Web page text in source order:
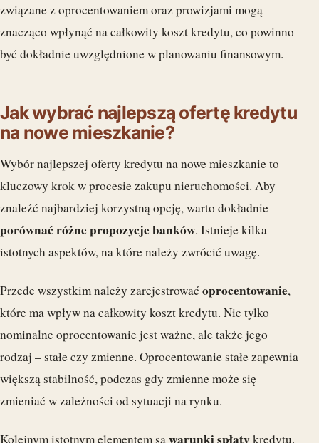
związane z oprocentowaniem oraz prowizjami mogą
znacząco wpłynąć na całkowity koszt kredytu, co powinno
być dokładnie uwzględnione w planowaniu finansowym.
Jak wybrać najlepszą ofertę kredytu
na nowe mieszkanie?
Wybór najlepszej oferty kredytu na nowe mieszkanie to
kluczowy krok w procesie zakupu nieruchomości. Aby
znaleźć najbardziej korzystną opcję, warto dokładnie
porównać różne propozycje banków. Istnieje kilka
istotnych aspektów, na które należy zwrócić uwagę.
Przede wszystkim należy zarejestrować oprocentowanie,
które ma wpływ na całkowity koszt kredytu. Nie tylko
nominalne oprocentowanie jest ważne, ale także jego
rodzaj – stałe czy zmienne. Oprocentowanie stałe zapewnia
większą stabilność, podczas gdy zmienne może się
zmieniać w zależności od sytuacji na rynku.
Kolejnym istotnym elementem sąwarunki spłatykredytu.